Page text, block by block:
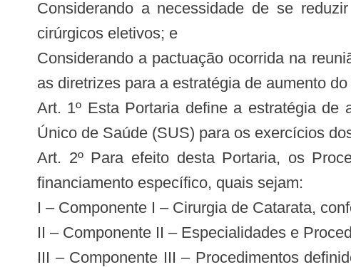
Considerando a necessidade de se
cirúrgicos eletivos; e
Considerando a pactuação ocorrida na
as diretrizes para a estratégia de aumento
Art. 1º Esta Portaria define a estratégia de
Único de Saúde (SUS) para os exercícios
Art. 2º Para efeito desta Portaria, os
financiamento específico, quais sejam:
I – Componente I – Cirurgia de Catarata,
II – Componente II – Especialidades e
III – Componente III – Procedimentos